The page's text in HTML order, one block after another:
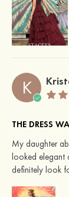
K
THE DRESS
My daughter
looked elegant
definitely look